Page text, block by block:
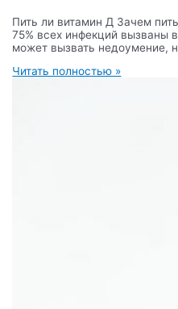
Пить ли витамин Д Зачем
75% всех инфекций вызваны
может вызвать недоумение,
Читать полностью »